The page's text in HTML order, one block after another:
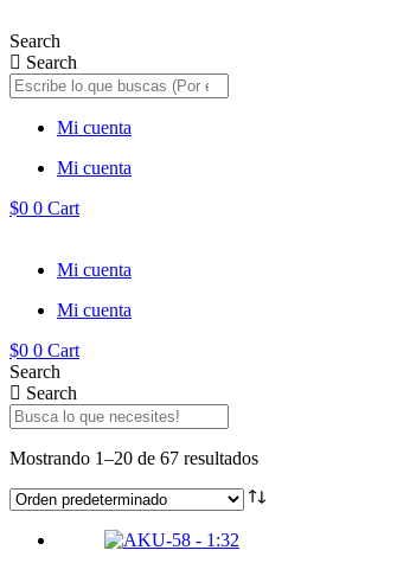
al
contenido
Search
Search
Mi cuenta
Mi cuenta
$0 0 Cart
Mi cuenta
Mi cuenta
$0 0 Cart
Search
Search
Mostrando 1–20 de 67 resultados